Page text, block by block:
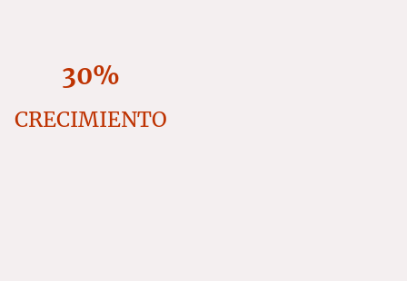
30%
CRECIMIENTO